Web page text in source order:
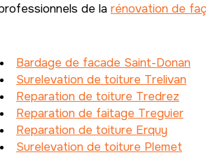
de la rénovation de
Bardage de facade Saint-Donan
Surelevation de toiture Trelivan
Reparation de toiture Tredrez
Reparation de faitage Treguier
Reparation de toiture Erquy
Surelevation de toiture Plemet